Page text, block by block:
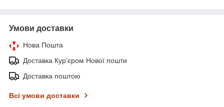
Умови доставки
Нова Пошта
Доставка Курʼєром Нової пошти
Доставка поштою
Всі умови доставки